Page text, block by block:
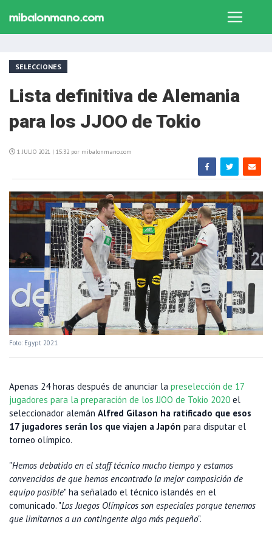
SELECCIONES
Lista definitiva de Alemania
para los JJOO de Tokio
1 JULIO 2021 | 15:32 por mibalonmano.com
Foto: Egypt 2021
Apenas 24 horas después de anunciar la preselección de 17
jugadores para la preparación de los JJOO de Tokio 2020 el
seleccionador alemán Alfred Gilason ha ratificado que esos
17 jugadores serán los que viajen a Japón para disputar el
torneo olímpico.
"Hemos debatido en el staff técnico mucho tiempo y estamos
convencidos de que hemos encontrado la mejor composición de
equipo posible" ha señalado el técnico islandés en el
comunicado. "Los Juegos Olímpicos son especiales porque tenemos
que limitarnos a un contingente algo más pequeño".